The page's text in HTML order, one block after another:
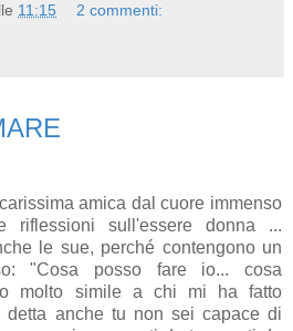
11:15 2 commenti:
amica dal cuore immenso
sull'essere donna ...
le sue, perché contengono un
"Cosa posso fare io... cosa
molto simile a chi mi ha fatto
detta anche tu non sei capace di